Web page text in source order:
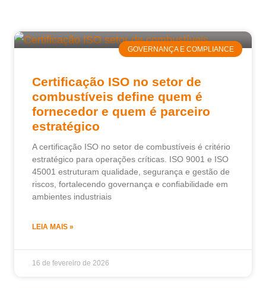
GOVERNANÇA E COMPLIANCE
Certificação ISO no setor de
combustíveis define quem é
fornecedor e quem é parceiro
estratégico
A certificação ISO no setor de combustíveis é critério
estratégico para operações críticas. ISO 9001 e ISO
45001 estruturam qualidade, segurança e gestão de
riscos, fortalecendo governança e confiabilidade em
ambientes industriais
LEIA MAIS »
16 de fevereiro de 2026